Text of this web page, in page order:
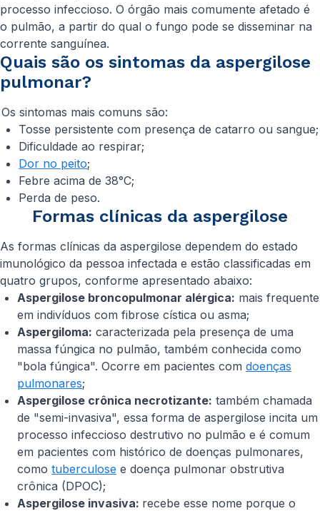
processo infeccioso. O órgão mais comumente afetado é
o pulmão, a partir do qual o fungo pode se disseminar na
corrente sanguínea.
Quais são os sintomas da aspergilose
pulmonar?
Os sintomas mais comuns são:
Tosse persistente com presença de catarro ou sangue;
Dificuldade ao respirar;
Dor no peito;
Febre acima de 38°C;
Perda de peso.
Formas clínicas da aspergilose
As formas clínicas da aspergilose dependem do estado
imunológico da pessoa infectada e estão classificadas em
quatro grupos, conforme apresentado abaixo:
Aspergilose broncopulmonar alérgica: mais frequente
em indivíduos com fibrose cística ou asma;
Aspergiloma: caracterizada pela presença de uma
massa fúngica no pulmão, também conhecida como
"bola fúngica". Ocorre em pacientes com doenças
pulmonares;
Aspergilose crônica necrotizante: também chamada
de "semi-invasiva", essa forma de aspergilose incita um
processo infeccioso destrutivo no pulmão e é comum
em pacientes com histórico de doenças pulmonares,
como tuberculose e doença pulmonar obstrutiva
crônica (DPOC);
Aspergilose invasiva: recebe esse nome porque o